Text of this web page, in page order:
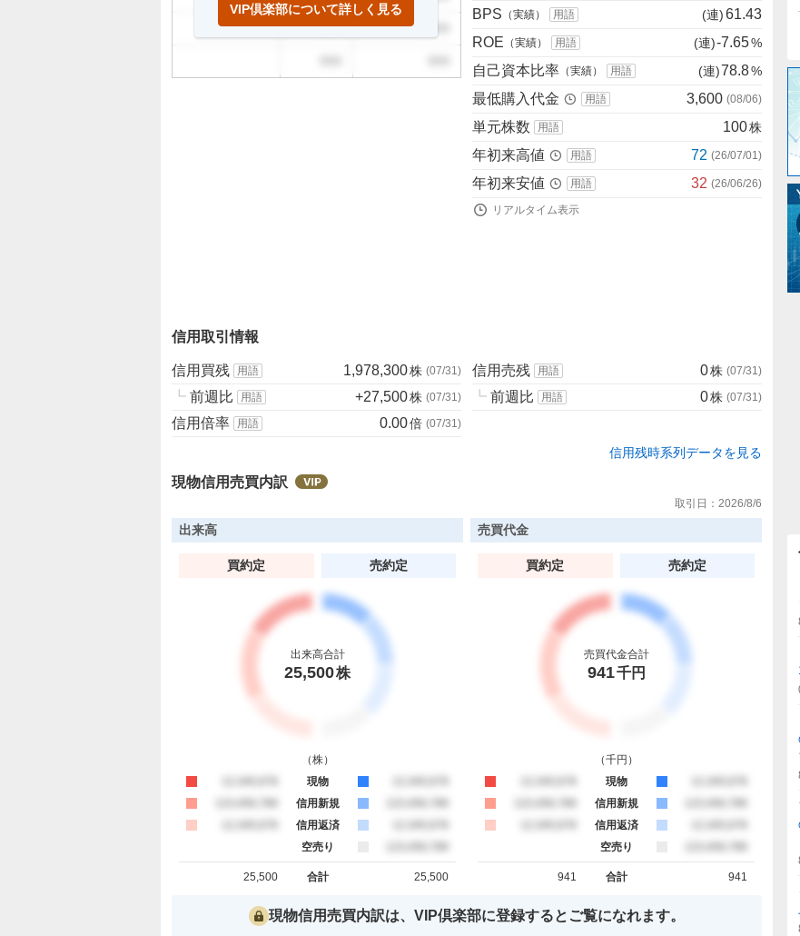
999
VIP倶楽部について詳しく見る BPS （実績） 用語 (連)61.43
ROE （実績） 用語 (連)-7.65%
自己資本比率 （実績） 用語 (連)78.8%
最低購入代金 用語 3,600 (08/06)
単元株数 用語 100株
年初来高値 用語 72 (26/07/01 )
年初来安値 用語 32 (26/06/26)
リアルタイム表示
信用取引情報
信用買残 用語 1,978,300株 (07/31 )
┗ 前週比 用語 +27,500株 (07/31 )
信用倍率 用語 0.00倍 (07/31 )
信用売残 用語 0株 (07/31 )
┗ 前週比 用語 0株 (07/31 )
信用残時系列データを見る
現物信用売買内訳
取引日： 2026/8/6
出来高
買約定 売約定
出来高合計
25,500株
（株）
現物
信用新規
信用返済
空売り
合計
25,500
売約定 合計
25,500
売買代金
買約定 売約定
売買代金合計
941千円
（千円 ）
現物
信用新規
信用返済
空売り
合計
941 941
現物信用売買内訳は、VIP倶楽部に登録するとご覧になれます。